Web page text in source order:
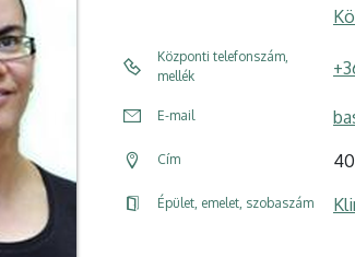
Központi telefonszám,
mellék
E-mail
Cím
Épület, emelet, szobaszám